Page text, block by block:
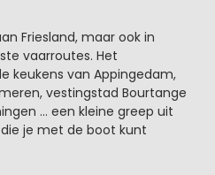
Friesland, maar ook in
vaarroutes. Het
keukens van Appingedam,
vestingstad Bourtange
… een kleine greep uit
je met de boot kunt